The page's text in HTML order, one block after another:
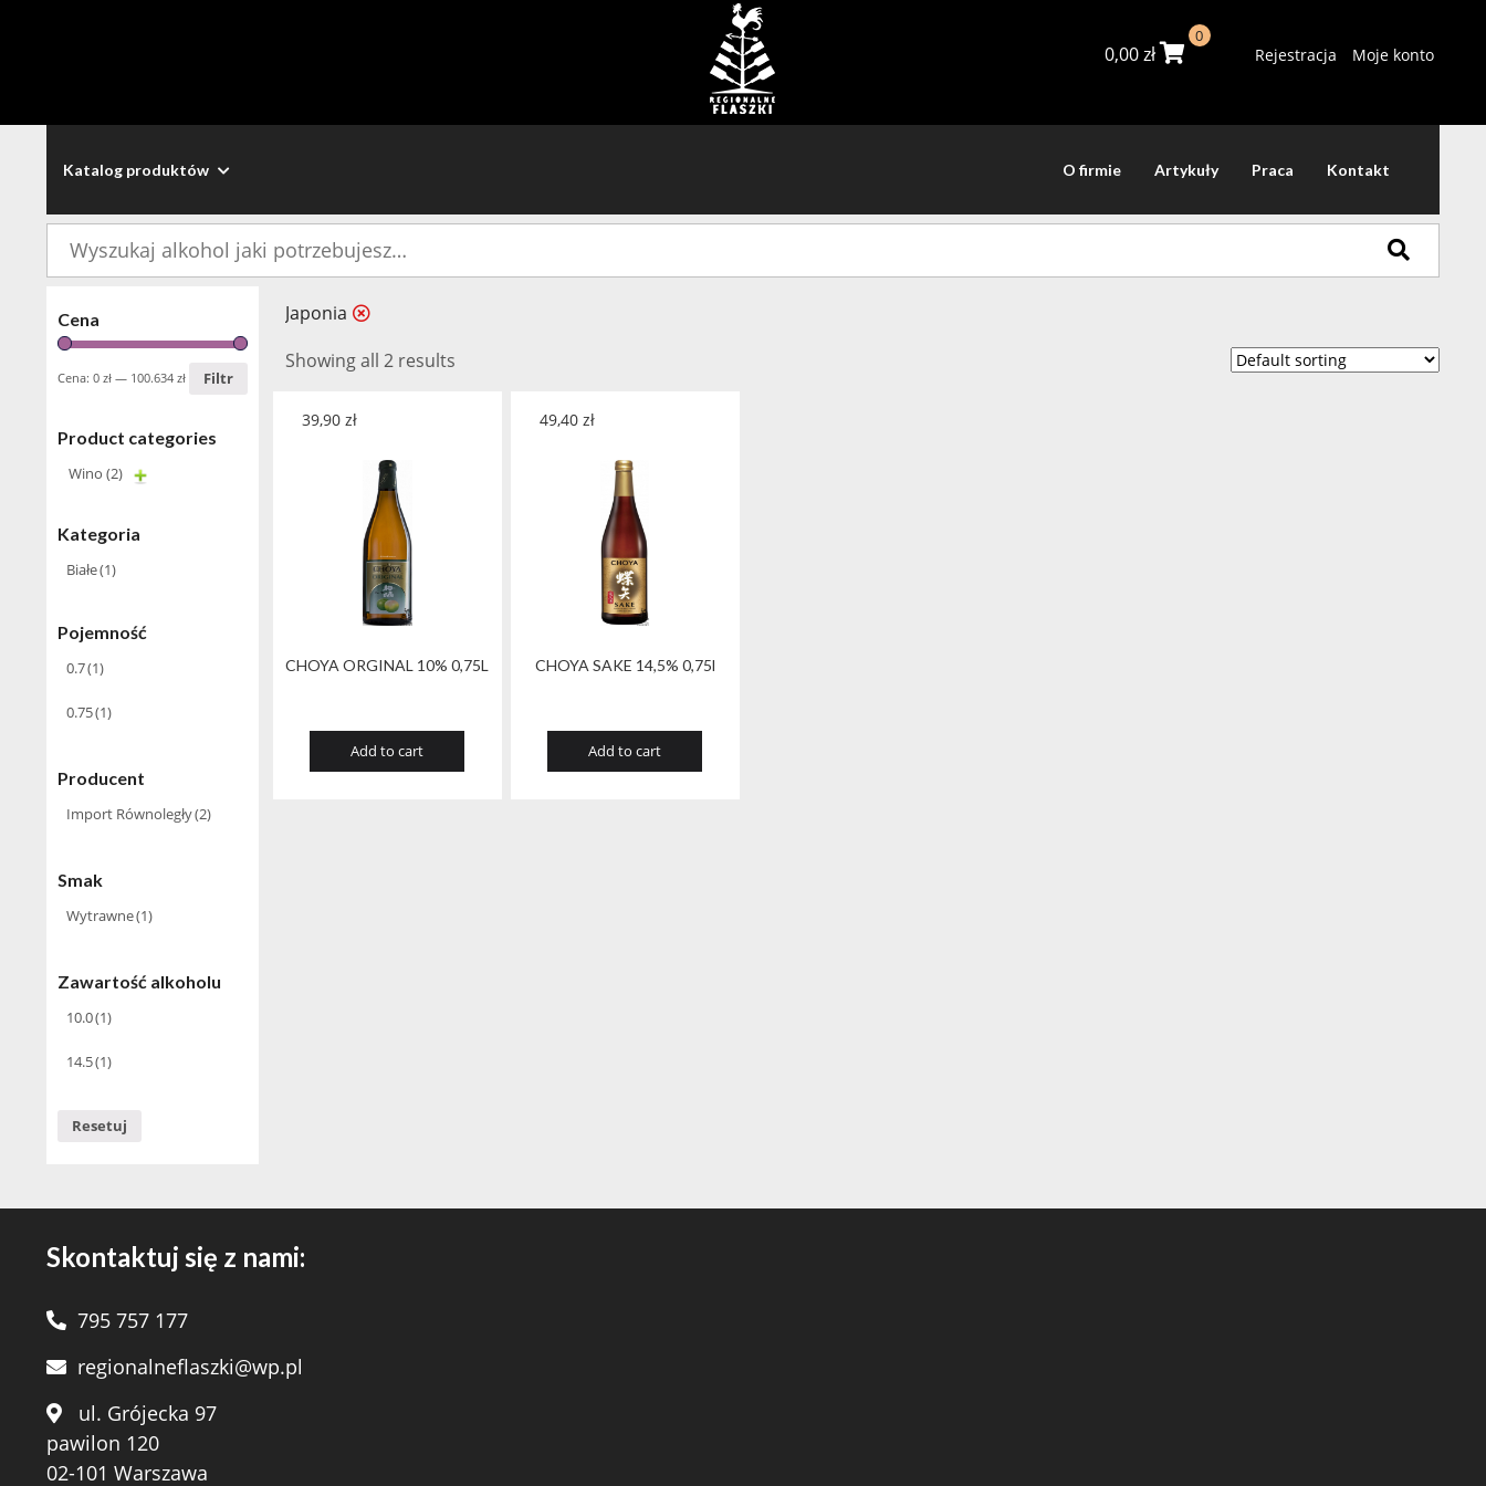
0,00zł
0
Rejestracja Moje konto
Katalog produktów O firmie Artykuły Praca Kontakt
Cena
Filtr
Cena: 0 zł — 100.634 zł
Product categories
Wino (2)
Kategoria
Białe(1)
Pojemność
0.7(1)
0.75(1)
Producent
Import Równoległy(2)
Smak
Wytrawne(1)
Zawartość alkoholu
10.0(1)
14.5(1)
Resetuj
Japonia
Showing all 2 results
CHOYA ORGINAL 10% 0,75L
39,90 zł
Add to cart
CHOYA SAKE 14,5% 0,75l
49,40 zł
Add to cart
Skontaktuj się z nami:
795 757 177
regionalneflaszki@wp.pl
ul. Grójecka 97
pawilon 120
02-101 Warszawa